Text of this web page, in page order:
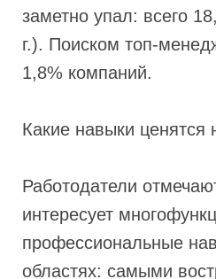
заметно упал: всего
г.). Поиском топ-
1,8% компаний.
Какие навыки ценятся
Работодатели
интересует
профессиональные
областях: самыми